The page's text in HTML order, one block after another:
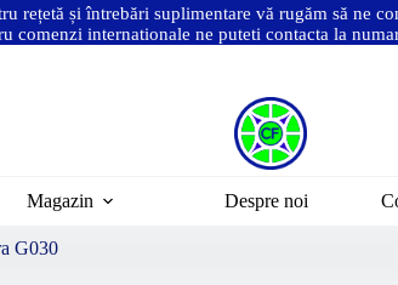
rețetă și întrebări suplimentare vă rugăm să ne
comenzi internationale ne puteti contacta la
Magazin Despre noi
G030